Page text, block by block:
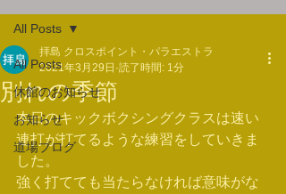
All Posts
休館のお知らせ
お知らせ
道場ブログ
All Posts
別れの季節
拝島 クロスポイント・パラエストラ
2021年3月29日 読了時間: 1分
本日のキックボクシングクラスは速い
連打が打てるような練習をしていきま
した。
強く打てても当たらなければ意味がな